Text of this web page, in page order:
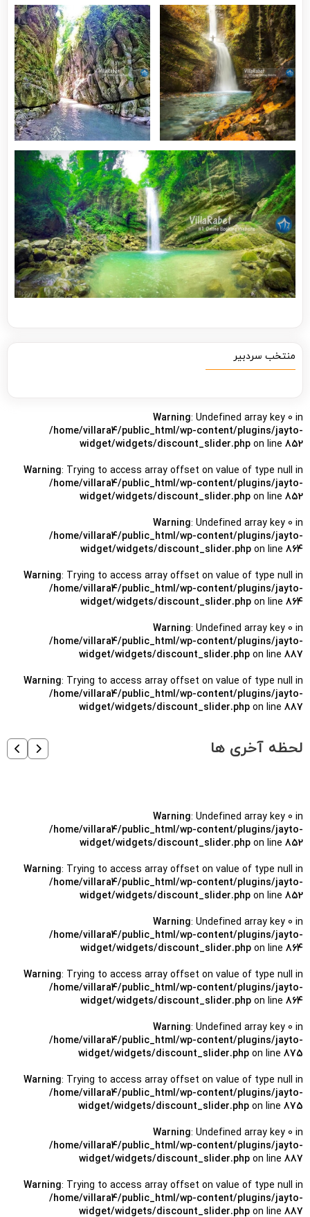
منتخب سردبیر
Warning: Undefined array key 0 in
/home/villara4/public_html/wp-content/plugins/jayto-
widget/widgets/discount_slider.php on line 852
Warning: Trying to access array offset on value of type null in
/home/villara4/public_html/wp-content/plugins/jayto-
widget/widgets/discount_slider.php on line 852
Warning: Undefined array key 0 in
/home/villara4/public_html/wp-content/plugins/jayto-
widget/widgets/discount_slider.php on line 864
Warning: Trying to access array offset on value of type null in
/home/villara4/public_html/wp-content/plugins/jayto-
widget/widgets/discount_slider.php on line 864
Warning: Undefined array key 0 in
/home/villara4/public_html/wp-content/plugins/jayto-
widget/widgets/discount_slider.php on line 887
Warning: Trying to access array offset on value of type null in
/home/villara4/public_html/wp-content/plugins/jayto-
widget/widgets/discount_slider.php on line 887
لحظه آخری ها
Warning: Undefined array key 0 in
/home/villara4/public_html/wp-content/plugins/jayto-
widget/widgets/discount_slider.php on line 852
Warning: Trying to access array offset on value of type null in
/home/villara4/public_html/wp-content/plugins/jayto-
widget/widgets/discount_slider.php on line 852
Warning: Undefined array key 0 in
/home/villara4/public_html/wp-content/plugins/jayto-
widget/widgets/discount_slider.php on line 864
Warning: Trying to access array offset on value of type null in
/home/villara4/public_html/wp-content/plugins/jayto-
widget/widgets/discount_slider.php on line 864
Warning: Undefined array key 0 in
/home/villara4/public_html/wp-content/plugins/jayto-
widget/widgets/discount_slider.php on line 875
Warning: Trying to access array offset on value of type null in
/home/villara4/public_html/wp-content/plugins/jayto-
widget/widgets/discount_slider.php on line 875
Warning: Undefined array key 0 in
/home/villara4/public_html/wp-content/plugins/jayto-
widget/widgets/discount_slider.php on line 887
Warning: Trying to access array offset on value of type null in
/home/villara4/public_html/wp-content/plugins/jayto-
widget/widgets/discount_slider.php on line 887